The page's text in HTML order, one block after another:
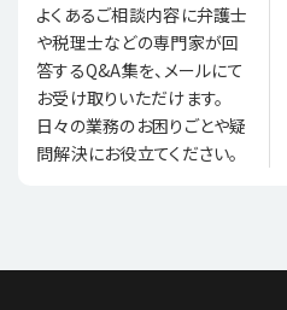
よくあるご相談内容に弁護士
や税理士などの専門家が回
答するQ&A集を、メールにて
お受け取りいただけます。
日々の業務のお困りごとや疑
問解決にお役立てください。